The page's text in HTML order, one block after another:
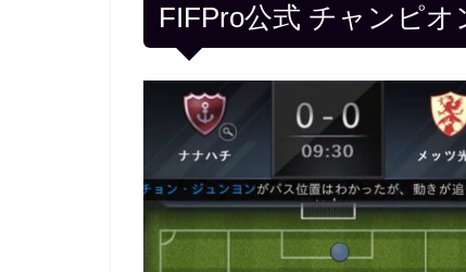
FIFPro公式 チャンピ